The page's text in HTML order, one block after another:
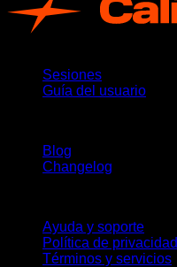
Sesiones
Guía del usuario
Blog
Changelog
Ayuda y soporte
Política de privacidad
Términos y servicios